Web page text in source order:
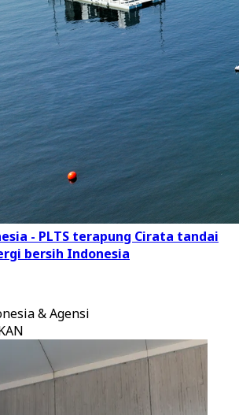
- PLTS terapung Cirata tandai
bersih Indonesia
& Agensi